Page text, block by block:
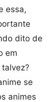
essa,
dito de
em
se
animes